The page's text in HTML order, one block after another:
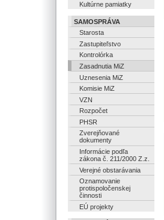
Kultúrne pamiatky
SAMOSPRÁVA
Starosta
Zastupiteľstvo
Kontrolórka
Zasadnutia MiZ
Uznesenia MiZ
Komisie MiZ
VZN
Rozpočet
PHSR
Zverejňované
dokumenty
Informácie podľa
zákona č. 211/2000 Z.z.
Verejné obstarávania
Oznamovanie
protispoločenskej
činnosti
EÚ projekty